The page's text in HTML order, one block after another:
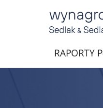
RAPORTY